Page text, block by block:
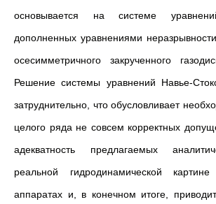
основывается на системе
дополненных уравнениями
осесимметричного закрученного
Решение системы уравнений Навье-
затруднительно, что обусловливает
целого ряда не совсем корректных
адекватность предлагаемых
реальной гидродинамической
аппаратах и, в конечном итоге,